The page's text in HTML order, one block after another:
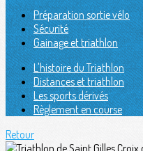
Préparation sortie vélo
Sécurité
Gainage et triathlon
L'histoire du Triathlon
Distances et triathlon
Les sports dérivés
Règlement en course
Retour